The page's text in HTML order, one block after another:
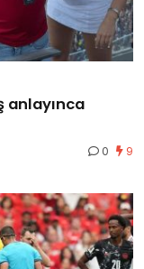
anlayınca
0 9